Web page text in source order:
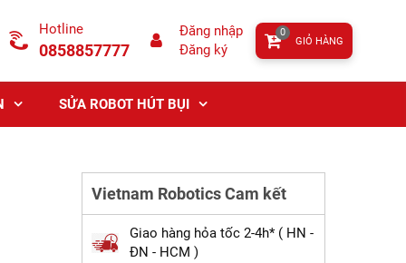
Hotline
0858857777
Đăng nhập
Đăng ký
GIỎ HÀNG
0
SỬA ROBOT HÚT BỤI
Vietnam Robotics Cam kết
Giao hàng hỏa tốc 2-4h* ( HN -
ĐN - HCM )